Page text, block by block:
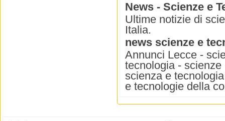
News - Scienze e
Ultime notizie di
Italia.
news scienze e
Annunci Lecce -
tecnologia -
scienza e
e tecnologie della